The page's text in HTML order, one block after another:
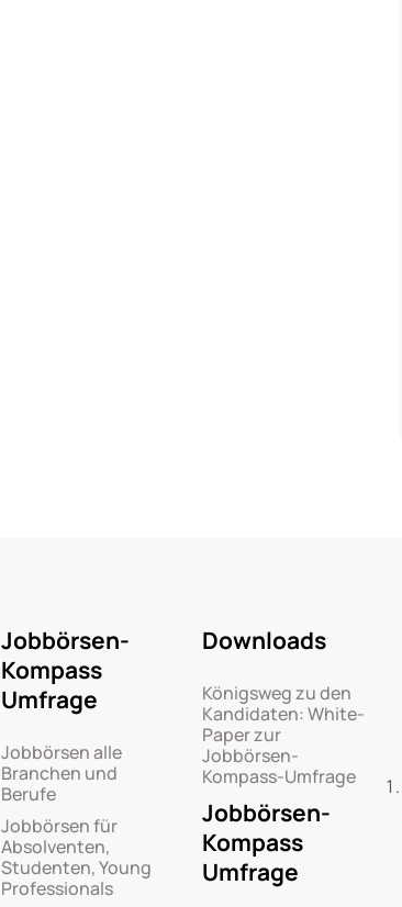
Jobbörsen-
Kompass
Umfrage
Jobbörsen alle
Branchen und
Berufe
Jobbörsen für
Absolventen,
Studenten, Young
Professionals
Downloads
Königsweg zu den
Kandidaten: White-
Paper zur
Jobbörsen-
Kompass-Umfrage
Jobbörsen-
Kompass
Umfrage